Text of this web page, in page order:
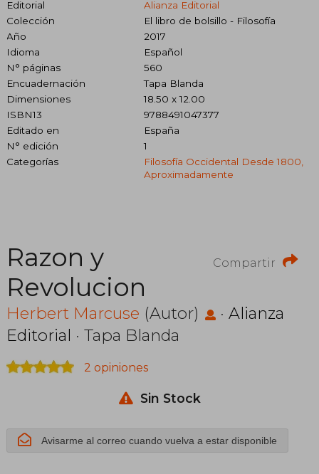
Editorial
Alianza Editorial
Colección
El libro de bolsillo - Filosofía
Año
2017
Idioma
Español
N° páginas
560
Encuadernación
Tapa Blanda
Dimensiones
18.50 x 12.00
ISBN13
9788491047377
Editado en
España
N° edición
1
Categorías
Filosofía Occidental Desde 1800,
Aproximadamente
Compartir
Razon y
Revolucion
Herbert Marcuse (Autor) · Alianza
Editorial · Tapa Blanda
2 opiniones
Sin Stock
Avisarme al correo cuando vuelva a estar disponible